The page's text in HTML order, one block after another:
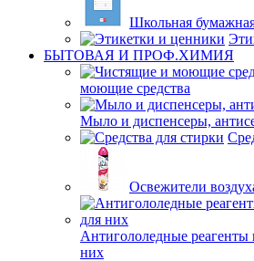
Школьная
БЫТОВАЯ И ПРОФ.ХИМИЯ
моющие средства
Мыло и диспенсеры,
Освежители
Антигололедные реагенты
них